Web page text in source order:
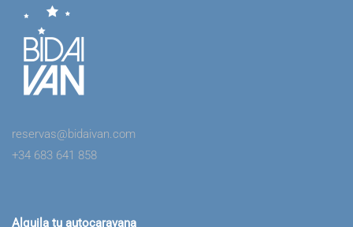
reservas@bidaivan.com
+34 683 641 858
Alquila tu autocaravana